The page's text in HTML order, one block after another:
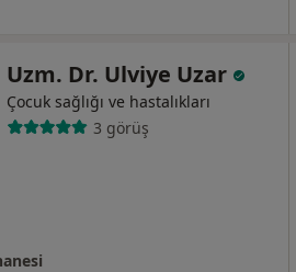
Uzm. Dr. Ulviye Uzar
Çocuk sağlığı ve hastalıkları
3 görüş